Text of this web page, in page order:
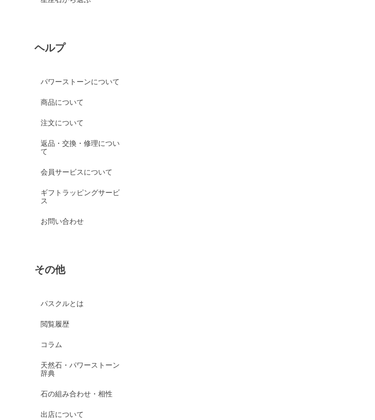
ヘルプ
パワーストーンについて
商品について
注文について
返品・交換・修理につい
て
会員サービスについて
ギフトラッピングサービ
ス
お問い合わせ
その他
パスクルとは
閲覧履歴
コラム
天然石・パワーストーン
辞典
石の組み合わせ・相性
出店について